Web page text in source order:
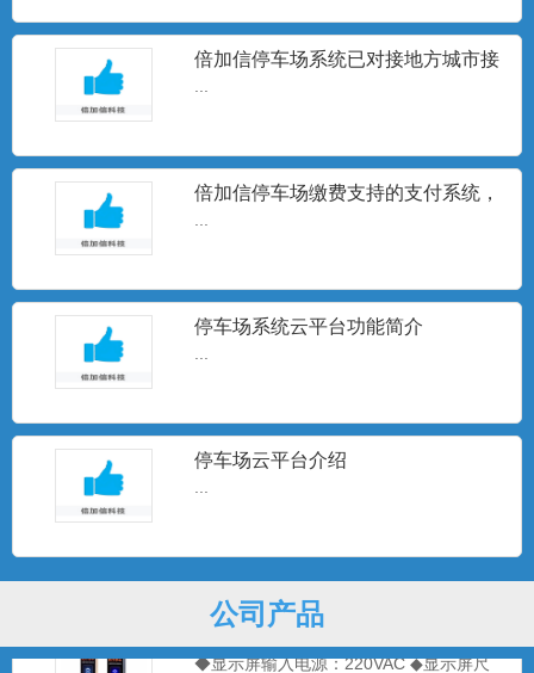
倍加信停车场系统已对接地方城市接
...
倍加信停车场缴费支持的支付系统，
...
停车场系统云平台功能简介
...
停车场云平台介绍
...
公司产品
1、 固定电动车物业管理发行月卡电子车
牌标签，粘贴在电动车挡...
LCD车牌识别一体机10.1寸
◆显示屏输入电源：220VAC ◆10.1寸显示
4.3寸人脸识别机轻阅款
支持双目活体检测 ·支持强逆光环境下人员
两轮电动车识别一体机
电动车读卡器设备已支持目前停车场行业
四行屏车牌识别一体机
◆显示屏输入电源：220VAC ◆显示屏尺